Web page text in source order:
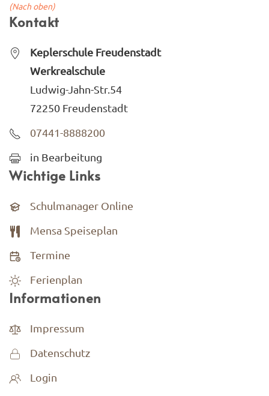
(Nach oben)
Kontakt
Keplerschule Freudenstadt
Werkrealschule
Ludwig-Jahn-Str.54
72250 Freudenstadt
07441-8888200
in Bearbeitung
Wichtige Links
Schulmanager Online
Mensa Speiseplan
Termine
Ferienplan
Informationen
Impressum
Datenschutz
Login